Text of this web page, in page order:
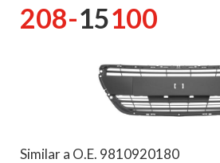
208-15100
Similar a O.E. 9810920180